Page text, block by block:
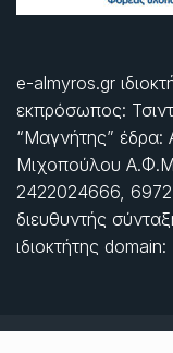
e-almyros.gr
εκπρόσωπος:
“Μαγνήτης”
Μιχοπούλου
2422024666,
διευθυντής
ιδιοκτήτης